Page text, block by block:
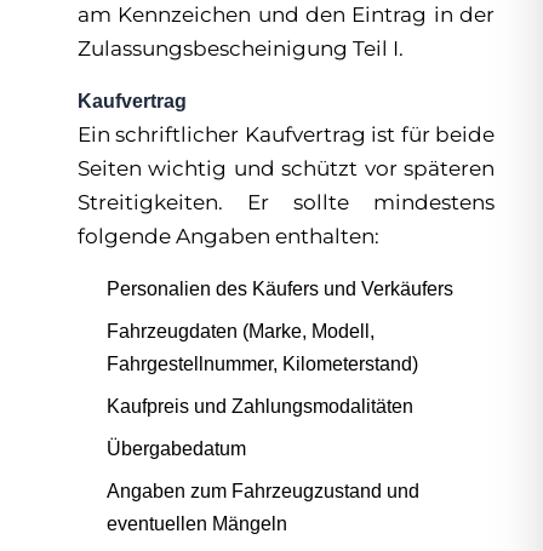
am Kennzeichen und den Eintrag in der
Zulassungsbescheinigung Teil I.
Kaufvertrag
Ein schriftlicher Kaufvertrag ist für beide
Seiten wichtig und schützt vor späteren
Streitigkeiten. Er sollte mindestens
folgende Angaben enthalten:
Personalien des Käufers und Verkäufers
Fahrzeugdaten (Marke, Modell,
Fahrgestellnummer, Kilometerstand)
Kaufpreis und Zahlungsmodalitäten
Übergabedatum
Angaben zum Fahrzeugzustand und
eventuellen Mängeln